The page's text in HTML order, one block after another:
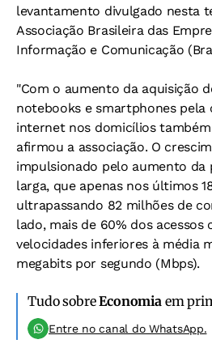
levantamento divulgado nesta
Associação Brasileira das
Informação e Comunicação
"Com o aumento da aquisição
notebooks e smartphones pela
internet nos domicílios também
afirmou a associação. O
impulsionado pelo aumento da
larga, que apenas nos últimos
ultrapassando 82 milhões de
lado, mais de 60% dos acessos
velocidades inferiores à média
megabits por segundo (Mbps).
Tudo sobreEconomiaem
Entre no canal do WhatsApp.